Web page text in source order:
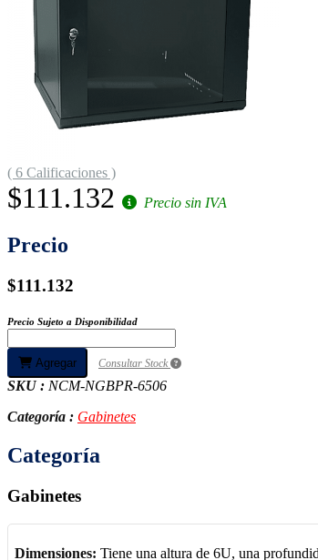
( 6 Calificaciones )
$111.132 Precio sin IVA
Precio
$111.132
Precio Sujeto a Disponibilidad
Agregar Consultar Stock
SKU : NCM-NGBPR-6506
Categoría : Gabinetes
Categoría
Gabinetes
Dimensiones: Tiene una altura de 6U, una